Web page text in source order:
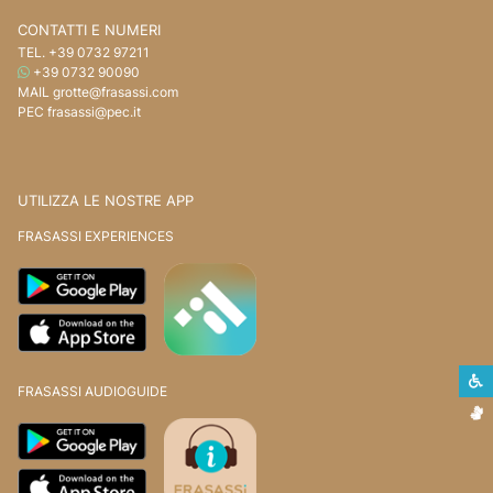
CONTATTI E NUMERI
TEL. +39 0732 97211
WHATSAPP
+39 0732 90090
MAIL grotte@frasassi.com
PEC frasassi@pec.it
UTILIZZA LE NOSTRE APP
FRASASSI EXPERIENCES
FRASASSI AUDIOGUIDE